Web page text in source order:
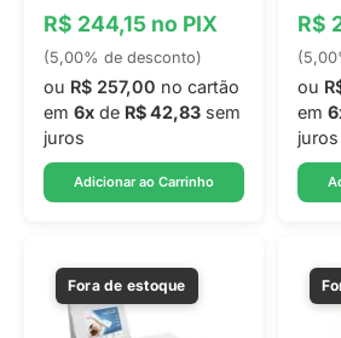
R$ 244,15 no PIX
(5,00% de desconto)
ou R$ 257,00 no cartão
em 6x de R$ 42,83 sem
juros
Adicionar ao Carrinho
R$
ou
em
juros
Fora de estoque